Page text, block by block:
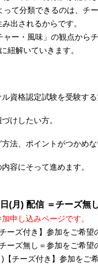
て分類できるのは、チ
み出されるからです。
ー・風味」の観点から
に紐解いていきます。
格認定試験を受験する
けしたい方。
、ポイントがつかめな
容にそって進めます。
(月) 配信 ＝チーズ無
加申し込みページです。
ーズ付き】参加をご希望
ーズ無し＝参加をご希望
チーズ付き】参加をご